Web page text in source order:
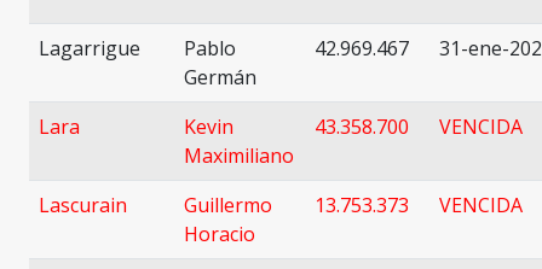
Lagarrigue
Pablo
Germán
42.969.467 31-ene-
Lara
Kevin
Maximiliano
43.358.700 VENCIDA
Lascurain
Guillermo
Horacio
13.753.373 VENCIDA